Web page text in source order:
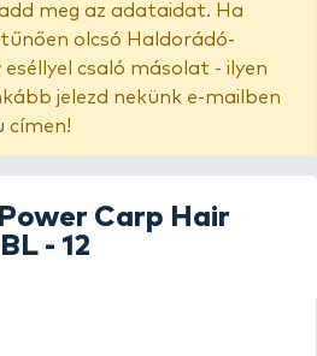
meg az adataidat. Ha
olcsó Haldorádó-
csaló másolat - ilyen
jelezd nekünk e-mailben
címen!
Power Carp Hair
- 12